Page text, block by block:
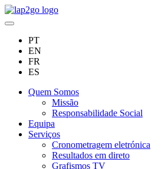
PT
EN
FR
ES
Quem Somos
Missão
Responsabilidade Social
Equipa
Serviços
Cronometragem eletrónica
Resultados em direto
Grafismos TV